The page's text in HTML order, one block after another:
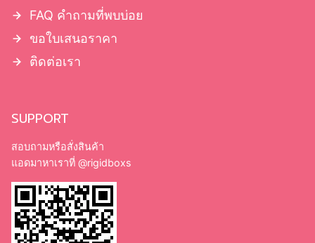
FAQ คำถามที่พบบ่อย
ขอใบเสนอราคา
ติดต่อเรา
SUPPORT
สอบถามหรือสั่งสินค้า
แอดมาหาเราที่ @rigidboxs